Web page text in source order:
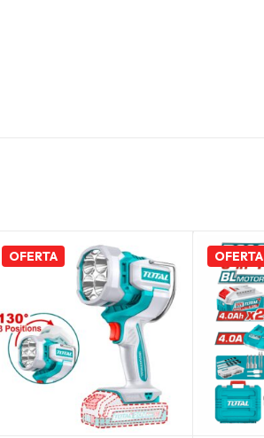
OFERTA OFERTA